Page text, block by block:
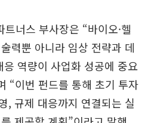
너스 부사장은 “바이오·헬
력뿐 아니라 임상 전략과 데
역량이 사업화 성공에 중요
“이번 펀드를 통해 초기 투자
, 규제 대응까지 연결되는 실